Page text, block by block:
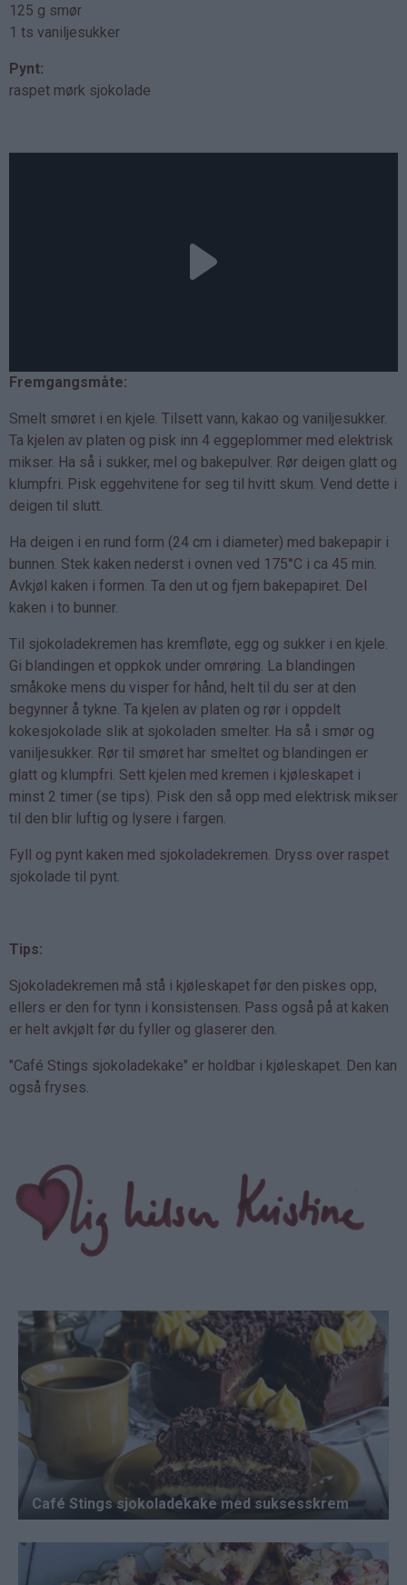
125 g smør
1 ts vaniljesukker
Pynt:
raspet mørk sjokolade
Fremgangsmåte:
Smelt smøret i en kjele. Tilsett vann, kakao og vaniljesukker.
Ta kjelen av platen og pisk inn 4 eggeplommer med elektrisk
mikser. Ha så i sukker, mel og bakepulver. Rør deigen glatt og
klumpfri. Pisk eggehvitene for seg til hvitt skum. Vend dette i
deigen til slutt.
Ha deigen i en rund form (24 cm i diameter) med bakepapir i
bunnen. Stek kaken nederst i ovnen ved 175°C i ca 45 min.
Avkjøl kaken i formen. Ta den ut og fjern bakepapiret. Del
kaken i to bunner.
Til sjokoladekremen has kremfløte, egg og sukker i en kjele.
Gi blandingen et oppkok under omrøring. La blandingen
småkoke mens du visper for hånd, helt til du ser at den
begynner å tykne. Ta kjelen av platen og rør i oppdelt
kokesjokolade slik at sjokoladen smelter. Ha så i smør og
vaniljesukker. Rør til smøret har smeltet og blandingen er
glatt og klumpfri. Sett kjelen med kremen i kjøleskapet i
minst 2 timer (se tips). Pisk den så opp med elektrisk mikser
til den blir luftig og lysere i fargen.
Fyll og pynt kaken med sjokoladekremen. Dryss over raspet
sjokolade til pynt.
Tips:
Sjokoladekremen må stå i kjøleskapet før den piskes opp,
ellers er den for tynn i konsistensen. Pass også på at kaken
er helt avkjølt før du fyller og glaserer den.
"Café Stings sjokoladekake" er holdbar i kjøleskapet. Den kan
også fryses.